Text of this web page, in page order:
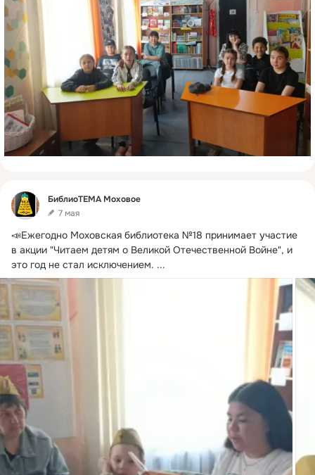
Фид
БиблиоТЕМА Моховое
7 мая
📣Ежегодно Моховская библиотека №18 принимает участие
в акции "Читаем детям о Великой Отечественной Войне", и
это год не стал исключением. ...